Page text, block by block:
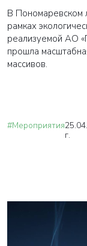
В Пономаревском
рамках
реализуемой АО
прошла
массивов.
#Мероприятия
г.